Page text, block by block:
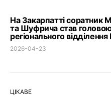
На Закарпатті соратник
та Шуфрича став
регіонального
2026-04-23
ЦІКАВЕ